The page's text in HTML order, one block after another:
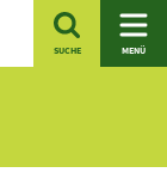
SUCHE MENÜ